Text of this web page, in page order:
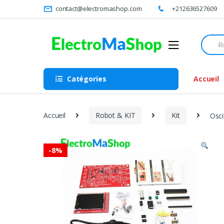
to
to
contact@electromashop.com +212636527609
for:
Catégories Accueil
Accueil Robot & KIT Kit
-8%